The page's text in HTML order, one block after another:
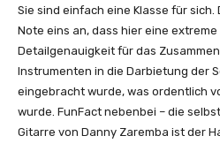
Sie sind einfach eine Klasse für sich.
Note eins an, dass hier eine
Detailgenauigkeit für das
Instrumenten in die Darbietung der
eingebracht wurde, was ordentlich
wurde. FunFact nebenbei – die
Gitarre von Danny Zaremba ist der